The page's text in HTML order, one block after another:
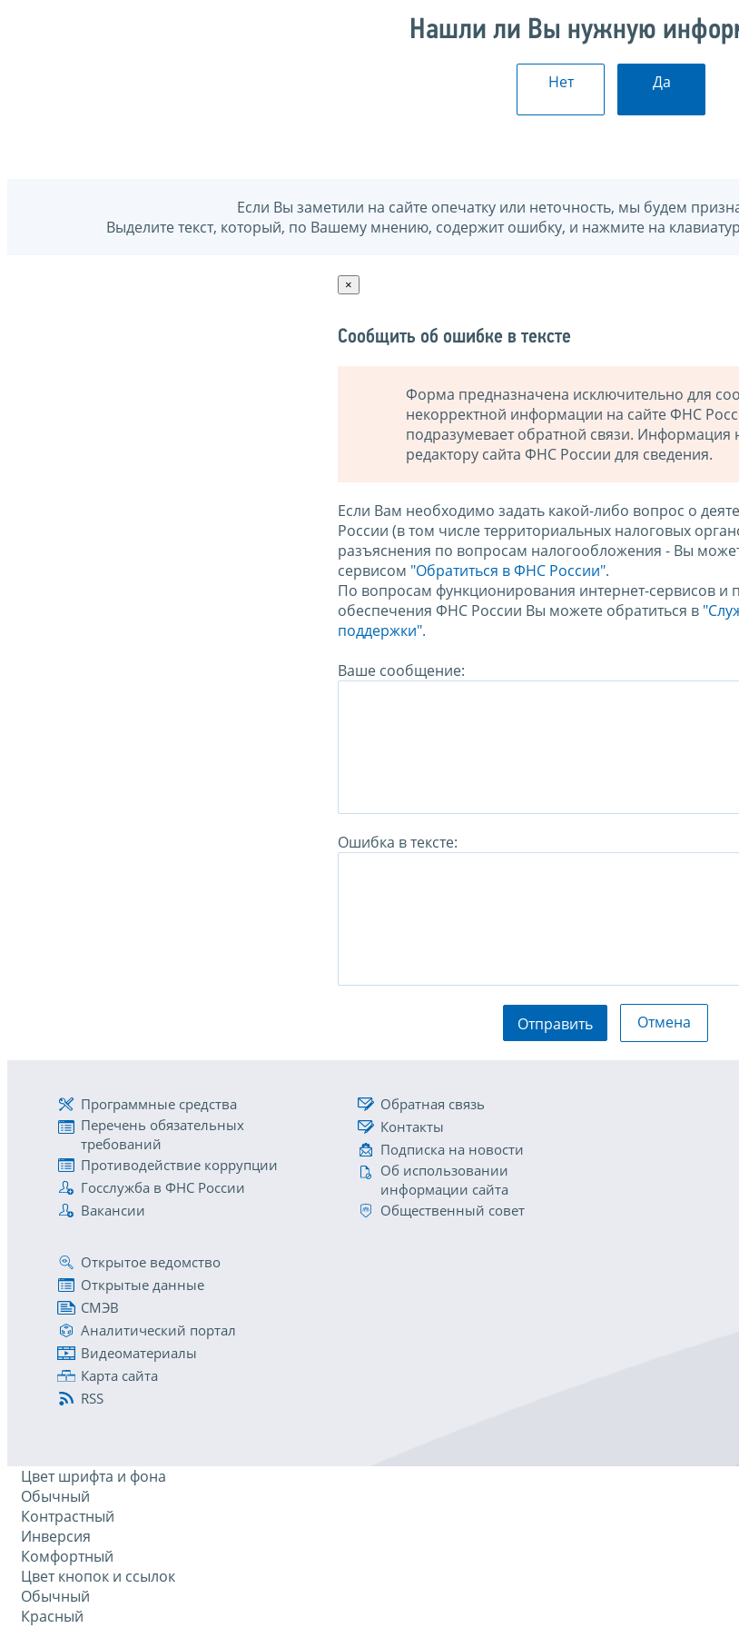
Нашли ли Вы нужную
Нет Да
Если Вы заметили на сайте опечатку или неточность, мы будем
Выделите текст, который, по Вашему мнению, содержит ошибку, и нажмите на
×
Сообщить об ошибке в тексте
Форма предназначена исключительно для
некорректной информации на сайте ФНС
подразумевает обратной связи. Информация
редактору сайта ФНС России для сведения.
Если Вам необходимо задать какой-либо вопрос о
России (в том числе территориальных налоговых
разъяснения по вопросам налогообложения - Вы
сервисом "Обратиться в ФНС России".
По вопросам функционирования интернет-сервисов и
обеспечения ФНС России Вы можете обратиться в
поддержки".
Ваше сообщение:
Ошибка в тексте:
Отправить Отмена
Программные средства
Перечень обязательных
требований
Противодействие коррупции
Госслужба в ФНС России
Вакансии
Обратная связь
Контакты
Подписка на новости
Об использовании
информации сайта
Общественный совет
Открытое ведомство
Открытые данные
СМЭВ
Аналитический портал
Видеоматериалы
Карта сайта
RSS
Цвет шрифта и фона
Обычный
Контрастный
Инверсия
Комфортный
Цвет кнопок и ссылок
Обычный
Красный